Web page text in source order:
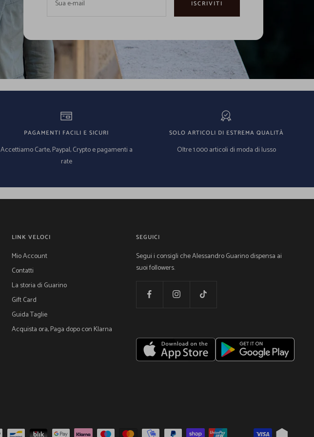
Sua e-mail ISCRIVITI
PAGAMENTI FACILI E SICURI
Accettiamo Carte, Paypal, Crypto e pagamenti a
rate
SOLO ARTICOLI DI ESTREMA QUALITÀ
Oltre 1.000 articoli di moda di lusso
LINK VELOCI
Mio Account
Contatti
La storia di Guarino
Gift Card
Guida Taglie
Acquista ora, Paga dopo con Klarna
SEGUICI
Segui i consigli che Alessandro Guarino dispensa ai
suoi followers.